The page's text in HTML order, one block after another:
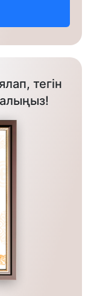
тегін
алыңыз!